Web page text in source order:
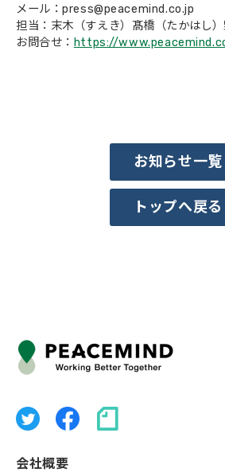
メール：press@peacemind.co.jp
担当：末木（すえき）髙橋（たかはし）
お問合せ： https://
お知らせ一覧
トップへ戻る
会社概要